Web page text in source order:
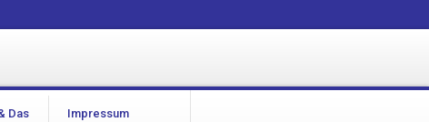
Das Impressum